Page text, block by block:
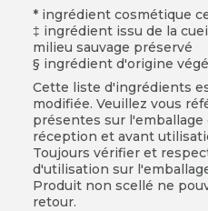
* ingrédient cosmétique
ingrédient issu de la
milieu sauvage préservé
§ ingrédient d'origine
Cette liste d'ingrédients
modifiée. Veuillez vous
présentes sur
réception et avant
Toujours vérifier et
d'utilisation sur
Produit non scellé ne
retour.